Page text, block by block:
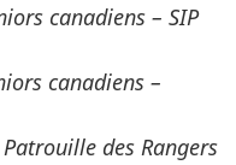
canadiens – SIP
canadiens –
des Rangers